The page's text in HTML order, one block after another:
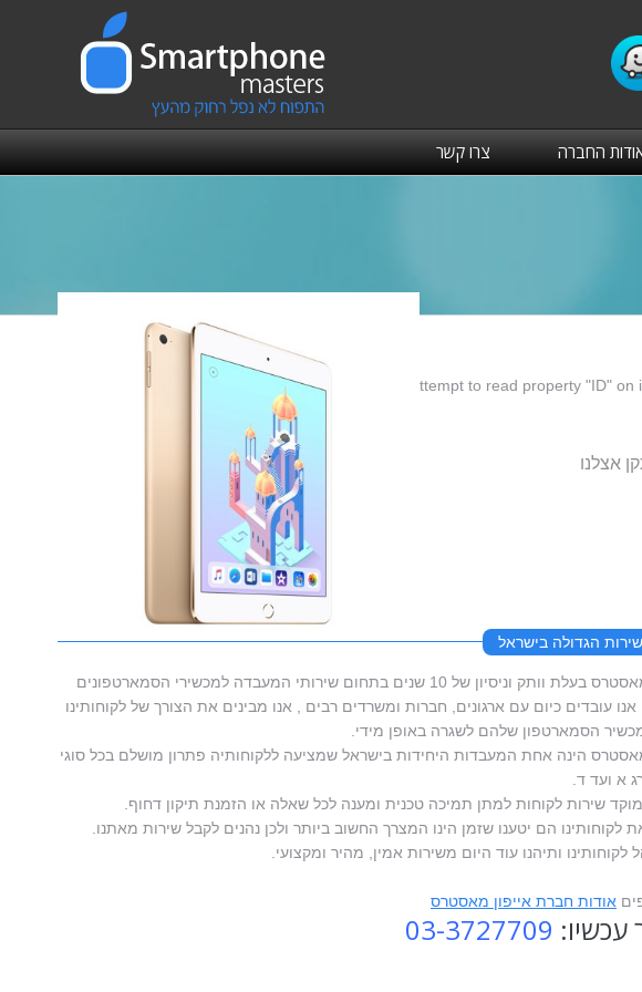
החברה צרו קשר
: Attempt to read property "ID" on
לתקן אצלנו
הגדולה בישראל
סמארטפון מאסטרס בעלת וותק וניסיון של 10 שנים בתחום שירותי המעבדה למכשירי הסמארטפונים
עובדים כיום עם ארגונים, חברות ומשרדים רבים , אנו מבינים את הצורך של לקוחותינו
הסמארטפון שלהם לשגרה באופן מידי.
הינה אחת המעבדות היחידות בישראל שמציעה ללקוחותיה פתרון מושלם בכל סוגי
א ועד ד.
שירות לקוחות למתן תמיכה טכנית ומענה לכל שאלה או הזמנת תיקון דחוף.
הם יטענו שזמן הינו המצרך החשוב ביותר ולכן נהנים לקבל שירות מאתנו.
לקוחותינו ותיהנו עוד היום משירות אמין, מהיר ומקצועי.
אודות חברת אייפון מאסטרס
03-3727709